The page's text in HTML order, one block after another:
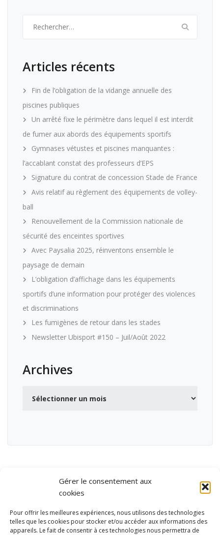
Gérer le consentement aux
cookies
Pour offrir les meilleures expériences, nous utilisons des technologies
telles que les cookies pour stocker et/ou accéder aux informations des
appareils. Le fait de consentir à ces technologies nous permettra de
Articles récents
Fin de l’obligation de la vidange annuelle des
piscines publiques
Un arrêté fixe le périmètre dans lequel il est interdit
de fumer aux abords des équipements sportifs
Gymnases vétustes et piscines manquantes :
l’accablant constat des professeurs d’EPS
Signature du contrat de concession Stade de France
Avis relatif au règlement des équipements de volley-
ball
Renouvellement de la Commission nationale de
sécurité des enceintes sportives
Avec Paysalia 2025, réinventons ensemble le
paysage de demain
L’obligation d’affichage dans les équipements
sportifs d’une information pour protéger des violences
et discriminations
Les fumigènes de retour dans les stades
Newsletter Ubisport #150 – Juil/Août 2022
Archives